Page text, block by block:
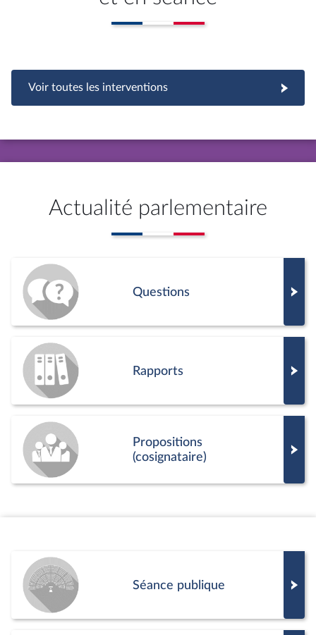
Voir toutes les interventions
Actualité parlementaire
Questions
Rapports
Propositions
(cosignataire)
Séance publique